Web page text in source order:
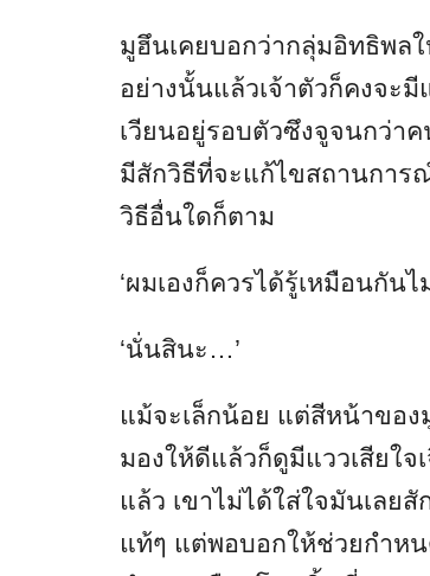
มูฮึนเคยบอกว่ากลุ่มอิทธิพลใ
อย่างนั้นแล้วเจ้าตัวก็คงจะ
เวียนอยู่รอบตัวซึงจูจนกว่า
มีสักวิธีที่จะแก้ไขสถานการ
วิธีอื่นใดก็ตาม
‘ผมเองก็ควรได้รู้เหมือนกัน
‘นั่นสินะ…’
แม้จะเล็กน้อย แต่สีหน้าขอ
มองให้ดีแล้วก็ดูมีแววเสียใ
แล้ว เขาไม่ได้ใส่ใจมันเลย
แท้ๆ แต่พอบอกให้ช่วยกำห